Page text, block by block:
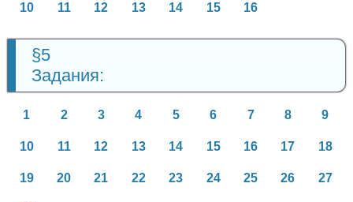
10 11 12 13 14 15 16
§5
Задания:
1 2 3 4 5 6 7 8 9
10 11 12 13 14 15 16 17 18
19 20 21 22 23 24 25 26 27